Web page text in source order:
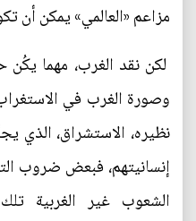
مزاعم «العالمي» يمكن أن
لكن نقد الغرب، مهما يكُن
وصورة الغرب في
نظيره، الاستشراق، الذي
إنسانيتهم، فبعض ضروب
الشعوب غير الغربية تلك